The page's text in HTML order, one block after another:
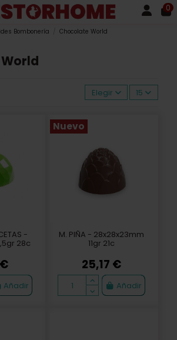
0
Bombonería Chocolate World
Elegir 15
-
28c
Añadir
Nuevo
M. PIÑA - 28x28x23mm
11gr 21c
25,17 €
Añadir